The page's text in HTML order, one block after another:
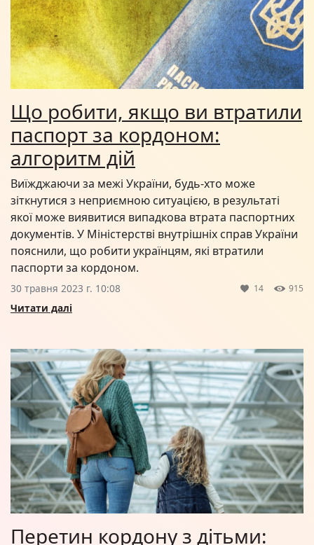
Що робити, якщо ви втратили
паспорт за кордоном:
алгоритм дій
Виїжджаючи за межі України, будь-хто може
зіткнутися з неприємною ситуацією, в результаті
якої може виявитися випадкова втрата паспортних
документів. У Міністерстві внутрішніх справ України
пояснили, що робити українцям, які втратили
паспорти за кордоном.
30 травня 2023 г. 10:08 14 915
Читати далі
Перетин кордону з дітьми: